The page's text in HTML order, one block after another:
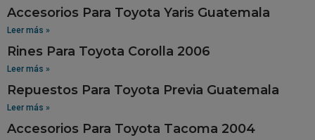
Accesorios Para Toyota Yaris Guatemala
Leer más »
Rines Para Toyota Corolla 2006
Leer más »
Repuestos Para Toyota Previa Guatemala
Leer más »
Accesorios Para Toyota Tacoma 2004